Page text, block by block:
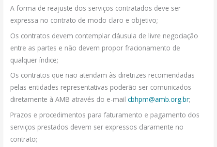
A forma de reajuste dos serviços contratados deve ser
expressa no contrato de modo claro e objetivo;
Os contratos devem contemplar cláusula de livre negociação
entre as partes e não devem propor fracionamento de
qualquer índice;
Os contratos que não atendam às diretrizes recomendadas
pelas entidades representativas poderão ser comunicados
diretamente à AMB através do e-mailcbhpm@amb.org.br;
Prazos e procedimentos para faturamento e pagamento dos
serviços prestados devem ser expressos claramente no
contrato;